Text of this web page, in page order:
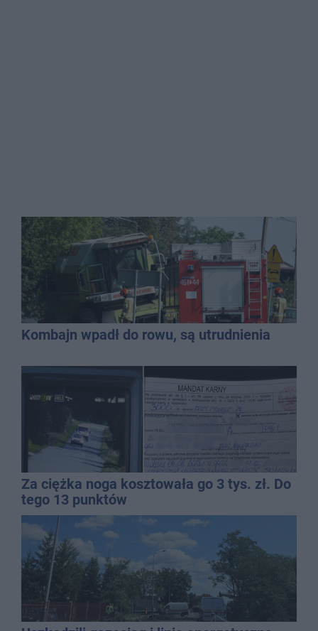
Kombajn wpadł do rowu, są utrudnienia
Za ciężka noga kosztowała go 3 tys. zł. Do
tego 13 punktów